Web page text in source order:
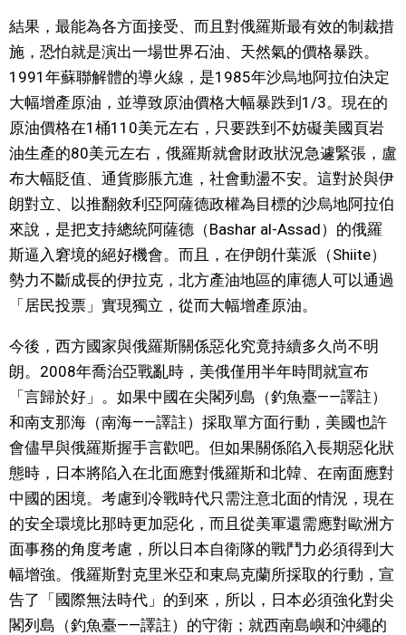
結果，最能為各方面接受、而且對俄羅斯最有效的制裁措
施，恐怕就是演出一場世界石油、天然氣的價格暴跌。
1991年蘇聯解體的導火線，是1985年沙烏地阿拉伯決定
大幅增產原油，並導致原油價格大幅暴跌到1/3。現在的
原油價格在1桶110美元左右，只要跌到不妨礙美國頁岩
油生產的80美元左右，俄羅斯就會財政狀況急遽緊張，盧
布大幅貶值、通貨膨脹亢進，社會動盪不安。這對於與伊
朗對立、以推翻敘利亞阿薩德政權為目標的沙烏地阿拉伯
來說，是把支持總統阿薩德（Bashar al-Assad）的俄羅
斯逼入窘境的絕好機會。而且，在伊朗什葉派（Shiite）
勢力不斷成長的伊拉克，北方產油地區的庫德人可以通過
「居民投票」實現獨立，從而大幅增產原油。
今後，西方國家與俄羅斯關係惡化究竟持續多久尚不明
朗。2008年喬治亞戰亂時，美俄僅用半年時間就宣布
「言歸於好」。如果中國在尖閣列島（釣魚臺——譯註）
和南支那海（南海——譯註）採取單方面行動，美國也許
會儘早與俄羅斯握手言歡吧。但如果關係陷入長期惡化狀
態時，日本將陷入在北面應對俄羅斯和北韓、在南面應對
中國的困境。考慮到冷戰時代只需注意北面的情況，現在
的安全環境比那時更加惡化，而且從美軍還需應對歐洲方
面事務的角度考慮，所以日本自衛隊的戰鬥力必須得到大
幅增強。俄羅斯對克里米亞和東烏克蘭所採取的行動，宣
告了「國際無法時代」的到來，所以，日本必須強化對尖
閣列島（釣魚臺——譯註）的守衛；就西南島嶼和沖繩的